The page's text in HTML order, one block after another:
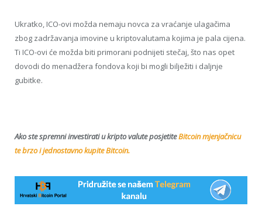
Ukratko, ICO-ovi možda nemaju novca za vraćanje ulagačima
zbog zadržavanja imovine u kriptovalutama kojima je pala cijena.
Ti ICO-ovi će možda biti primorani podnijeti stečaj, što nas opet
dovodi do menadžera fondova koji bi mogli bilježiti i daljnje
gubitke.
Ako ste spremni investirati u kripto valute posjetiteBitcoin mjenjačnicu
te brzo i jednostavno kupite Bitcoin.